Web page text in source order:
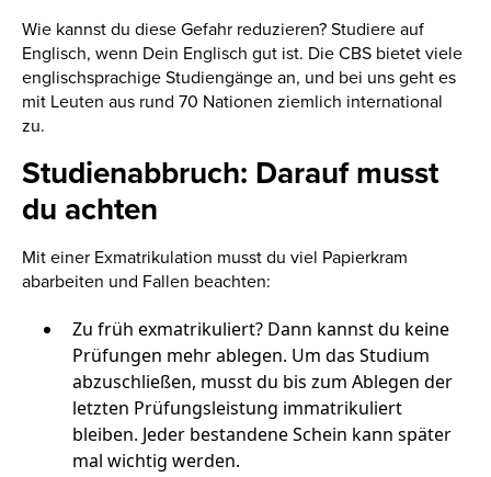
Wie kannst du diese Gefahr reduzieren? Studiere auf
Englisch, wenn Dein Englisch gut ist. Die CBS bietet viele
englischsprachige Studiengänge an, und bei uns geht es
mit Leuten aus rund 70 Nationen ziemlich international
zu.
Studienabbruch: Darauf musst
du achten
Mit einer Exmatrikulation musst du viel Papierkram
abarbeiten und Fallen beachten:
Zu früh exmatrikuliert? Dann kannst du keine
Prüfungen mehr ablegen. Um das Studium
abzuschließen, musst du bis zum Ablegen der
letzten Prüfungsleistung immatrikuliert
bleiben. Jeder bestandene Schein kann später
mal wichtig werden.